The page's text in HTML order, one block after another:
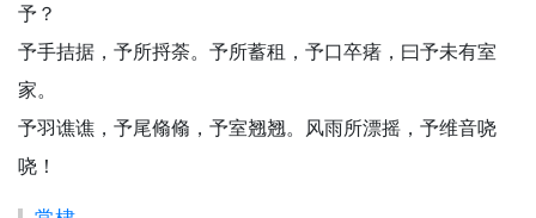
予？
予手拮据，予所捋荼。予所蓄租，予口卒瘏，曰予未有室
家。
予羽谯谯，予尾翛翛，予室翘翘。风雨所漂摇，予维音哓
哓！